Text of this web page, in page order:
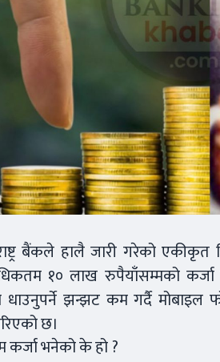
बैंकले हालै जारी गरेको एकीकृत
१० लाख रुपैयाँसम्मको कर्जा
धाउनुपर्ने झन्झट कम गर्दै मोबाइल
छ।
कर्जा भनेको के हो ?